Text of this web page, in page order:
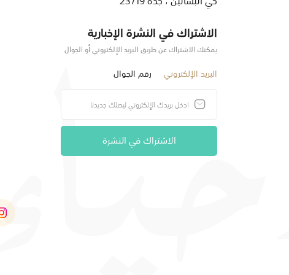
الاشتراك في النشرة الإخبارية
يمكنك الاشتراك عن طريق البريد الإلكتروني أو الجوال
البريد الإلكتروني رقم الجوال
الاشتراك في النشرة